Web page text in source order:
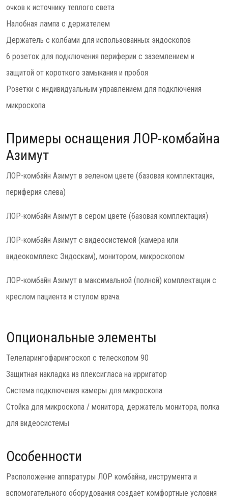
очков к источнику теплого света
Налобная лампа с держателем
Держатель с колбами для использованных эндоскопов
6 розеток для подключения периферии с заземлением и
защитой от короткого замыкания и пробоя
Розетки с индивидуальным управлением для подключения
микроскопа
Примеры оснащения ЛОР-комбайна
Азимут
ЛОР-комбайн Азимут в зеленом цвете (базовая комплектация,
периферия слева)
ЛОР-комбайн Азимут в сером цвете (базовая комплектация)
ЛОР-комбайн Азимут с видеосистемой (камера или
видеокомплекс Эндоскам), монитором, микроскопом
ЛОР-комбайн Азимут в максимальной (полной) комплектации с
креслом пациента и стулом врача.
Опциональные элементы
Телеларингофарингоскоп с телескопом 90
Защитная накладка из плексигласа на ирригатор
Система подключения камеры для микроскопа
Стойка для микроскопа / монитора, держатель монитора, полка
для видеосистемы
Особенности
Расположение аппаратуры ЛОР комбайна, инструмента и
вспомогательного оборудования создает комфортные условия